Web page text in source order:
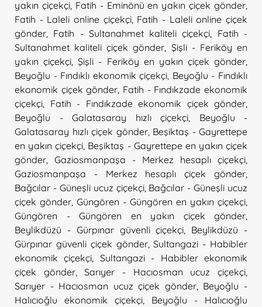
yakın çiçekçi, Fatih - Eminönü en yakın çiçek gönder
Fatih - Laleli online çiçekçi, Fatih - Laleli online çiçek
gönder
Fatih - Sultanahmet kaliteli çiçekçi
Fatih -
Sultanahmet kaliteli çiçek gönder Şişli - Feriköy en
yakın çiçekçi ,Şişli - Feriköy en yakın çiçek gönder
Beyoğlu - Fındıklı ekonomik çiçekçi Beyoğlu - Fındıklı
ekonomik çiçek gönder Fatih - Fındıkzade ekonomik
çiçekçi
Fatih - Fındıkzade ekonomik çiçek gönder
Beyoğlu - Galatasaray hızlı çiçekçi
Beyoğlu -
Galatasaray hızlı çiçek gönder, Beşiktaş - Gayrettepe
en yakın çiçekçi Beşiktaş - Gayrettepe en yakın çiçek
gönder
Gaziosmanpaşa - Merkez hesaplı çiçekçi
Gaziosmanpaşa - Merkez hesaplı çiçek gönder
Bağcılar - Güneşli ucuz çiçekçi, Bağcılar - Güneşli ucuz
çiçek gönder Güngören - Güngören en yakın çiçekçi
Güngören - Güngören en yakın çiçek gönder
Beylikdüzü - Gürpınar güvenli çiçekçi
Beylikdüzü -
Gürpınar güvenli çiçek gönder,Sultangazi - Habibler
ekonomik çiçekçi
Sultangazi - Habibler ekonomik
çiçek gönder,Sarıyer - Hacıosman ucuz çiçekçi
Sarıyer - Hacıosman ucuz çiçek gönder, Beyoğlu -
Halıcıoğlu ekonomik çiçekçi
Beyoğlu - Halıcıoğlu